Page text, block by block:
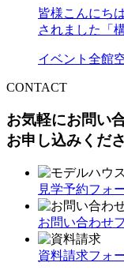
皆様こんにち
されました「
イベント 全館
CONTACT
お気軽にお問い
お申し込みくだ
見学予約フォ
お問い合わせ
資料請求フォ